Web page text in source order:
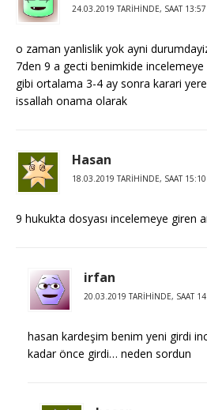
24.03.2019 TARIHINDE, SAAT 13:57
o zaman yanlislik yok ayni
7den 9 a gecti benimkide
gibi ortalama 3-4 ay sonra karari
issallah onama olarak
Hasan
18.03.2019 TARIHINDE, SAAT 15:10
9 hukukta dosyası incelemeye giren
irfan
20.03.2019 TARIHINDE, SAAT
hasan kardeşim benim yeni girdi
kadar önce girdi… neden sordun